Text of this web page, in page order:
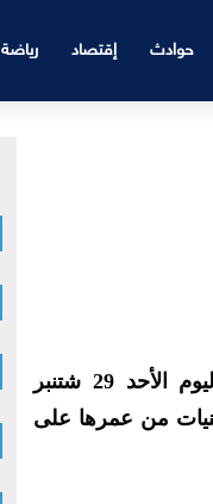
حوادث إقتصاد رياضة
استفاقت ساكنة تجزئة عرصة الزيتون بفاس بمنطقة زواغة، اليوم الأحد 29 شتنبر
من عمرها على